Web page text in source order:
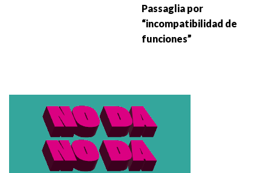
Passaglia por
“incompatibilidad de
funciones”